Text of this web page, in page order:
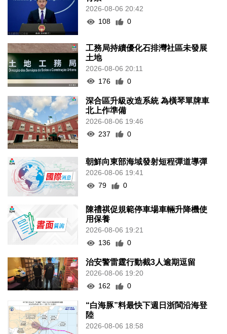
2026-08-06 20:42
108
0
工務局持續優化石排灣社區未發展
土地
2026-08-06 20:11
176
0
深合區升級改造系統 為橫琴單牌車
北上作準備
2026-08-06 19:46
237
0
朝鮮向東部海域發射短程彈道導彈
2026-08-06 19:41
79
0
陳禮祺促規範停車場車輛升降機使
用保養
2026-08-06 19:21
136
0
治安警雷霆行動截3人逾期逗留
2026-08-06 19:20
162
0
“白海豚”料最快下週日浙閩沿海登
陸
2026-08-06 18:58